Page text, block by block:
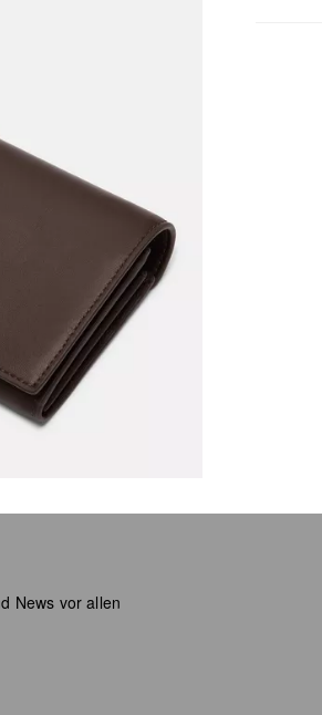
News vor allen